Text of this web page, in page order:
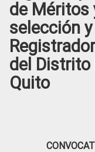
Control
Social
de Méritos
selección
del
Quito